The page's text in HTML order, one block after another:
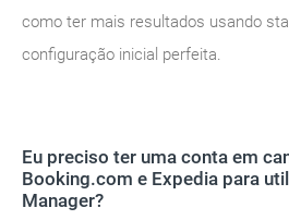
como ter mais resultados usando
configuração inicial perfeita.
Eu preciso ter uma conta em
Booking.com e Expedia para
Manager?